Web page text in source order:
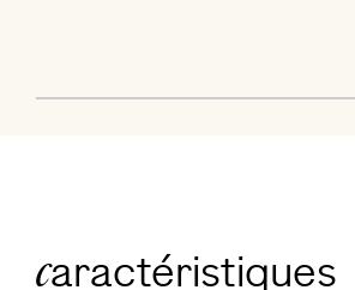
caractéristiques